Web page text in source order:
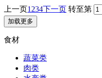
上一页1 234下一页 转至第
加载更多
食材
蔬菜类
肉类